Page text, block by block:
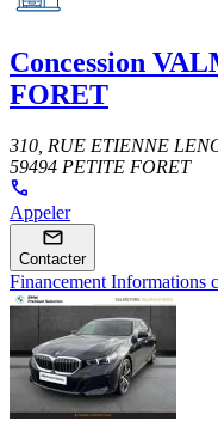
Concession
FORET
310, RUE ETIENNE
59494 PETITE FORET
Appeler
Contacter
Financement Informations